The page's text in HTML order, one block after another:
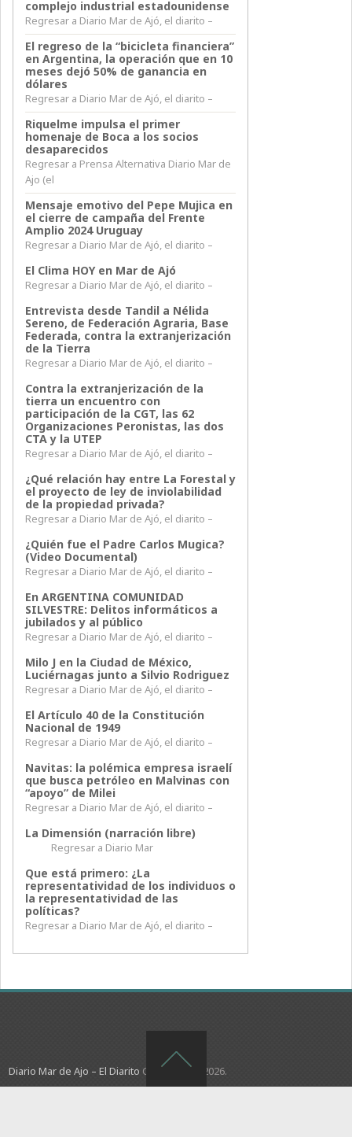
complejo industrial estadounidense
Regresar a Diario Mar de Ajó, el diarito –
El regreso de la “bicicleta financiera”
en Argentina, la operación que en 10
meses dejó 50% de ganancia en
dólares
Regresar a Diario Mar de Ajó, el diarito –
Riquelme impulsa el primer
homenaje de Boca a los socios
desaparecidos
Regresar a Prensa Alternativa Diario Mar de
Ajo (el
Mensaje emotivo del Pepe Mujica en
el cierre de campaña del Frente
Amplio 2024 Uruguay
Regresar a Diario Mar de Ajó, el diarito –
El Clima HOY en Mar de Ajó
Regresar a Diario Mar de Ajó, el diarito –
Entrevista desde Tandil a Nélida
Sereno, de Federación Agraria, Base
Federada, contra la extranjerización
de la Tierra
Regresar a Diario Mar de Ajó, el diarito –
Contra la extranjerización de la
tierra un encuentro con
participación de la CGT, las 62
Organizaciones Peronistas, las dos
CTA y la UTEP
Regresar a Diario Mar de Ajó, el diarito –
¿Qué relación hay entre La Forestal y
el proyecto de ley de inviolabilidad
de la propiedad privada?
Regresar a Diario Mar de Ajó, el diarito –
¿Quién fue el Padre Carlos Mugica?
(Video Documental)
Regresar a Diario Mar de Ajó, el diarito –
En ARGENTINA COMUNIDAD
SILVESTRE: Delitos informáticos a
jubilados y al público
Regresar a Diario Mar de Ajó, el diarito –
Milo J en la Ciudad de México,
Luciérnagas junto a Silvio Rodriguez
Regresar a Diario Mar de Ajó, el diarito –
El Artículo 40 de la Constitución
Nacional de 1949
Regresar a Diario Mar de Ajó, el diarito –
Navitas: la polémica empresa israelí
que busca petróleo en Malvinas con
“apoyo” de Milei
Regresar a Diario Mar de Ajó, el diarito –
La Dimensión (narración libre)
Regresar a Diario Mar
Que está primero: ¿La
representatividad de los individuos o
la representatividad de las
políticas?
Regresar a Diario Mar de Ajó, el diarito –
Diario Mar de Ajo – El Diarito Copyright © 2026.